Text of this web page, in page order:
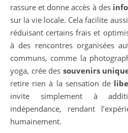
rassure et donne accès à des
sur la vie locale. Cela facilite
réduisant certains frais et
à des rencontres organisées
communs, comme la
yoga, crée des souvenirs
retire rien à la sensation de
invite simplement à
indépendance, rendant
humainement.